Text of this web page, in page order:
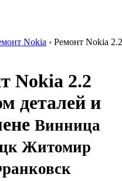
Nokia › Ремонт Nokia 2.2
Nokia 2.2
деталей и
Винница
Житомир